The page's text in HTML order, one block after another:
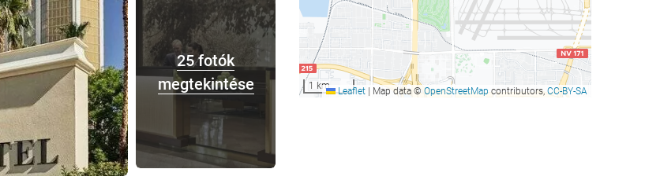
25 fotók
megtekintése
1 km Leaflet Map data © OpenStreetMap contributors, CC-BY-SA